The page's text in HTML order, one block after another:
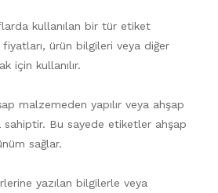
kullanılan bir tür etiket
ürün bilgileri veya diğer
için kullanılır.
malzemeden yapılır veya ahşap
Bu sayede etiketler ahşap
sağlar.
yazılan bilgilerle veya